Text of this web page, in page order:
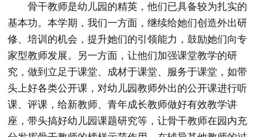
骨干教师是幼儿园的精英，他们已具备较为扎实的
基本功。本学期，我们一方面，继续给她们创造外出研
修、培训的机会，提升她们的引领能力，鼓励她们向专
家型教师发展。另一方面，让他们加强课堂教学的研
究，做到立足于课堂、成材于课堂、服务于课堂，如带
头上好各类公开课，对幼儿园教师外出的公开课进行听
课、评课，给新教师、青年成长教师做好有效教学讲
座，带头搞好幼儿园课题研究等，让骨干教师在园内充